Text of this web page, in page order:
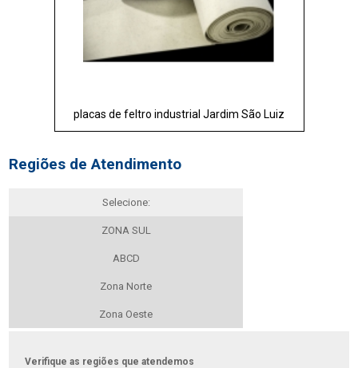
placas de feltro industrial Jardim São Luiz
Regiões de Atendimento
Selecione:
ZONA SUL
ABCD
Zona Norte
Zona Oeste
Verifique as regiões que atendemos